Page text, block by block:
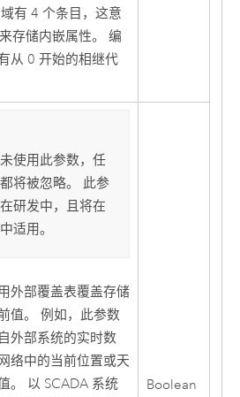
域有 4 个条目，这意
存储内嵌属性。 编
从 0 开始的相继代
使用此参数，任
将被忽略。 此参
研发中，且将在
适用。
外部覆盖表覆盖存储
值。 例如，此参数
外部系统的实时数
络中的当前位置或天
。 以 SCADA 系统
Boolean